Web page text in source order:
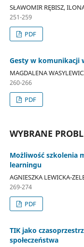
SŁAWOMIR RĘBISZ,
251-259
PDF
Gesty w komunikacji
MAGDALENA
260-266
PDF
WYBRANE
Możliwość szkolenia
learningu
AGNIESZKA LEWICKA-
269-274
PDF
TIK jako
społeczeństwa